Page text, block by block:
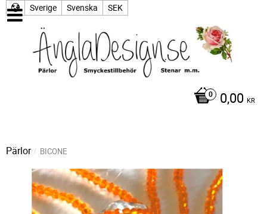
Sverige Svenska SEK
0,00 KR
Pärlor BICONE